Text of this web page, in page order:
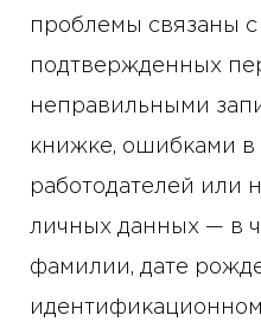
проблемы связаны с
подтвержденных
неправильными
книжке, ошибками в
работодателей или
личных данных — в
фамилии, дате